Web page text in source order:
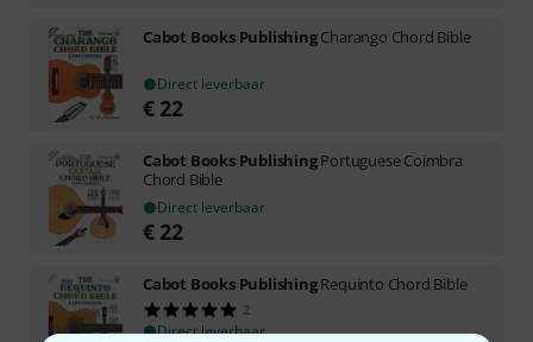
Cabot Books PublishingCharango Chord Bible
Direct leverbaar
€ 22
Cabot Books PublishingPortuguese Coimbra
Chord Bible
Direct leverbaar
€ 22
Cabot Books PublishingRequinto Chord Bible
2
Direct leverbaar